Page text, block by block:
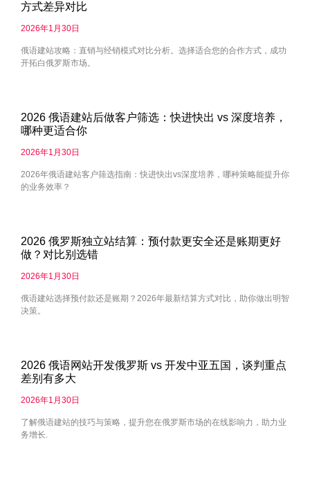
方式差异对比
2026年1月30日
俄语建站攻略：直销与经销模式对比分析。选择适合您的合作方式，成功
开拓白俄罗斯市场。
2026 俄语建站后做客户筛选：快进快出 vs 深度培养，
哪种更适合你
2026年1月30日
2026年俄语建站客户筛选指南：快进快出vs深度培养，哪种策略能提升你
的业务效率？
2026 俄罗斯独立站结算：预付款更安全还是账期更好
做？对比别选错
2026年1月30日
俄语建站选择预付款还是账期？2026年最新结算方式对比，助你做出明智
决策。
2026 俄语网站开发俄罗斯 vs 开发中亚五国，谈判重点
差别有多大
2026年1月30日
了解俄语建站的技巧与策略，提升您在俄罗斯市场的在线影响力，助力业
务增长.